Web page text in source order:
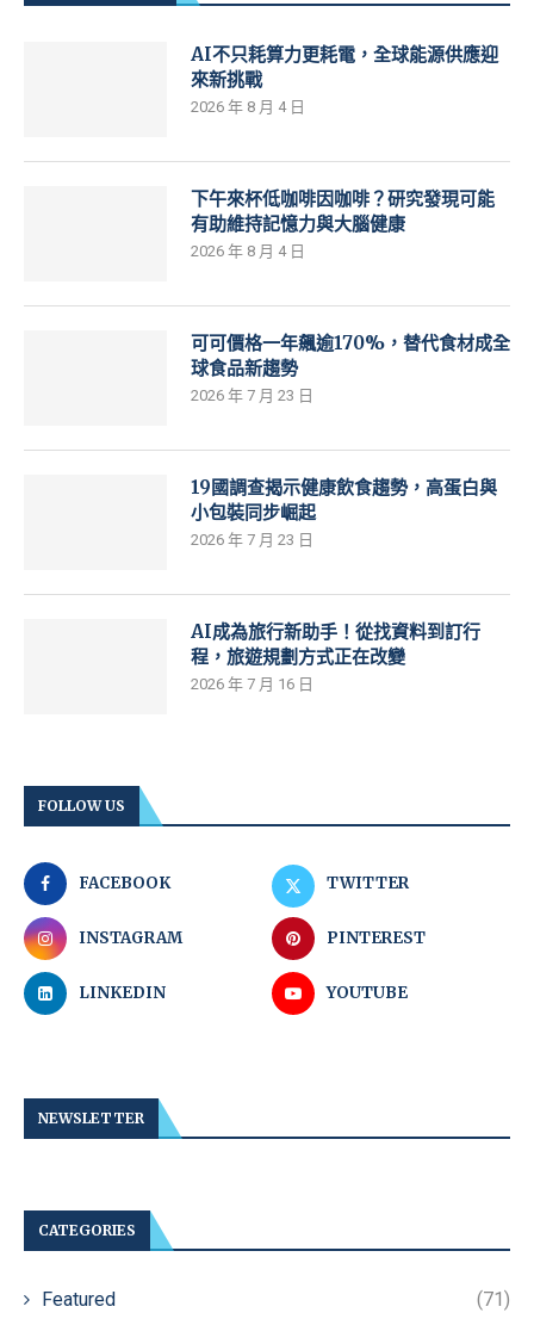
AI不只耗算力更耗電，全球能源供應迎
來新挑戰
2026 年 8 月 4 日
下午來杯低咖啡因咖啡？研究發現可能
有助維持記憶力與大腦健康
2026 年 8 月 4 日
可可價格一年飆逾170%，替代食材成全
球食品新趨勢
2026 年 7 月 23 日
19國調查揭示健康飲食趨勢，高蛋白與
小包裝同步崛起
2026 年 7 月 23 日
AI成為旅行新助手！從找資料到訂行
程，旅遊規劃方式正在改變
2026 年 7 月 16 日
FOLLOW US
FACEBOOK TWITTER
INSTAGRAM PINTEREST
LINKEDIN YOUTUBE
NEWSLETTER
CATEGORIES
Featured (71)